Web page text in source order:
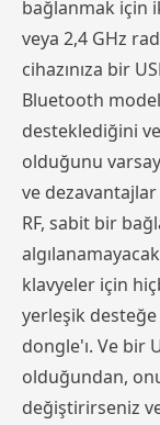
bağlanmak için
veya 2,4 GHz
cihazınıza bir
Bluetooth
desteklediğini
olduğunu
ve
RF, sabit bir
klavyeler için
yerleşik
dongle'ı. Ve bir
olduğundan,
değiştirirseniz